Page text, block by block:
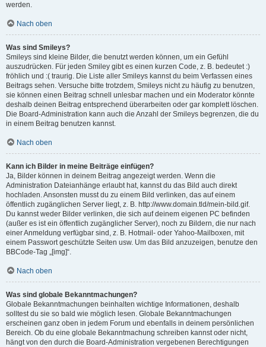
werden.
Nach oben
Was sind Smileys?
Smileys sind kleine Bilder, die benutzt werden können, um ein Gefühl
auszudrücken. Für jeden Smiley gibt es einen kurzen Code, z. B. bedeutet :)
fröhlich und :( traurig. Die Liste aller Smileys kannst du beim Verfassen eines
Beitrags sehen. Versuche bitte trotzdem, Smileys nicht zu häufig zu benutzen,
sie können einen Beitrag schnell unlesbar machen und ein Moderator könnte
deshalb deinen Beitrag entsprechend überarbeiten oder gar komplett löschen.
Die Board-Administration kann auch die Anzahl der Smileys begrenzen, die du
in einem Beitrag benutzen kannst.
Nach oben
Kann ich Bilder in meine Beiträge einfügen?
Ja, Bilder können in deinem Beitrag angezeigt werden. Wenn die
Administration Dateianhänge erlaubt hat, kannst du das Bild auch direkt
hochladen. Ansonsten musst du zu einem Bild verlinken, das auf einem
öffentlich zugänglichen Server liegt, z. B. http://www.domain.tld/mein-bild.gif.
Du kannst weder Bilder verlinken, die sich auf deinem eigenen PC befinden
(außer es ist ein öffentlich zugänglicher Server), noch zu Bildern, die nur nach
einer Anmeldung verfügbar sind, z. B. Hotmail- oder Yahoo-Mailboxen, mit
einem Passwort geschützte Seiten usw. Um das Bild anzuzeigen, benutze den
BBCode-Tag „[img]“.
Nach oben
Was sind globale Bekanntmachungen?
Globale Bekanntmachungen beinhalten wichtige Informationen, deshalb
solltest du sie so bald wie möglich lesen. Globale Bekanntmachungen
erscheinen ganz oben in jedem Forum und ebenfalls in deinem persönlichen
Bereich. Ob du eine globale Bekanntmachung schreiben kannst oder nicht,
hängt von den durch die Board-Administration vergebenen Berechtigungen